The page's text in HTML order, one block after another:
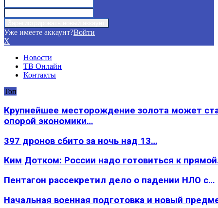
Уже имеете аккаунт?Войти
X
Новости
ТВ Онлайн
Контакты
Топ
Крупнейшее месторождение золота может
опорой экономики…
397 дронов сбито за ночь над 13…
Ким Дотком: России надо готовиться к
Пентагон рассекретил дело о падении НЛО с…
Начальная военная подготовка и новый